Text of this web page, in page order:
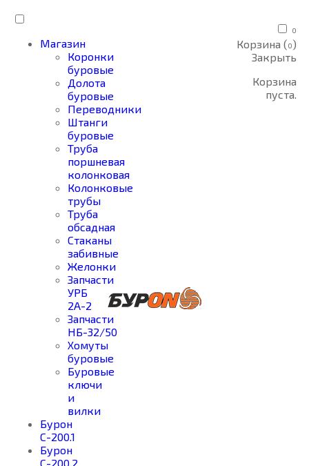
Магазин
Коронки
буровые
Долота
буровые
Переводники
Штанги
буровые
Труба
поршневая
колонковая
Колонковые
трубы
Труба
обсадная
Стаканы
забивные
Желонки
Запчасти
УРБ
2А-2
Запчасти
НБ-32/50
Хомуты
буровые
Буровые
ключи
и
вилки
Бурон
С-200.1
Бурон
С-200.2
0
Корзина (0)
Закрыть
Корзина
пуста.